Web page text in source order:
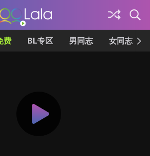
费 BL专区 男同志 女同志